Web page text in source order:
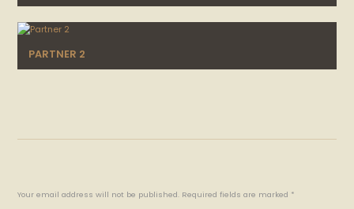
PARTNER 2
Your email address will not be published. Required fields are marked *